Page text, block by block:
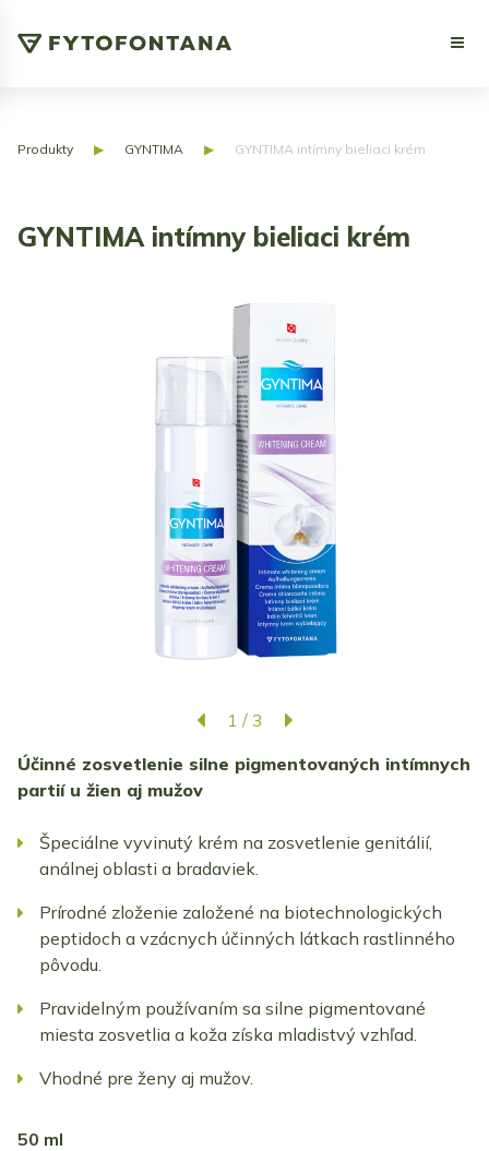
Produkty ▶ GYNTIMA ▶ GYNTIMA intímny bieliaci krém
GYNTIMA intímny bieliaci krém
1 / 3
Účinné zosvetlenie silne pigmentovaných intímnych
partií u žien aj mužov
Špeciálne vyvinutý krém na zosvetlenie genitálií,
análnej oblasti a bradaviek.
Prírodné zloženie založené na biotechnologických
peptidoch a vzácnych účinných látkach rastlinného
pôvodu.
Pravidelným používaním sa silne pigmentované
miesta zosvetlia a koža získa mladistvý vzhľad.
Vhodné pre ženy aj mužov.
50 ml